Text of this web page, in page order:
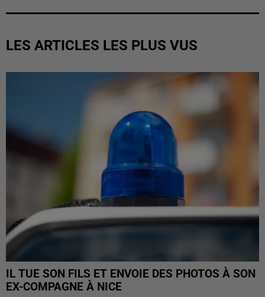
LES ARTICLES LES PLUS VUS
IL TUE SON FILS ET ENVOIE DES PHOTOS À SON
EX-COMPAGNE À NICE